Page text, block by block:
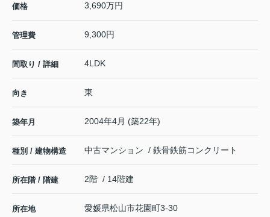
価格 3,690万円
管理費 9,300円
間取り / 詳細 4LDK
向き 東
築年月 2004年4月 (築22年)
種別 / 建物構造 中古マンション / 鉄骨鉄筋コンクリート
所在階 / 階建 2階 / 14階建
所在地 愛媛県松山市花園町3-30